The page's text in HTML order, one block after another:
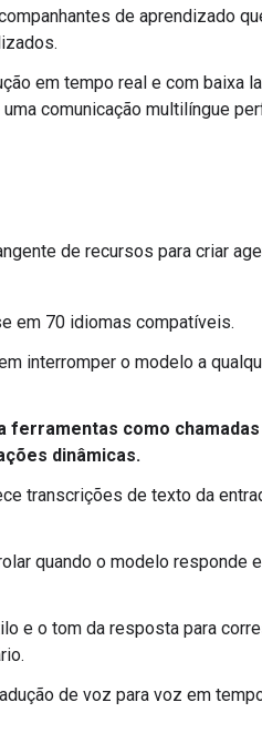
de aprendizado
em tempo real e com baixa
comunicação multilíngue
de recursos para criar
em 70 idiomas compatíveis.
interromper o modelo a
ferramentas como
dinâmicas.
transcrições de texto da
quando o modelo responde
e o tom da resposta para
de voz para voz em